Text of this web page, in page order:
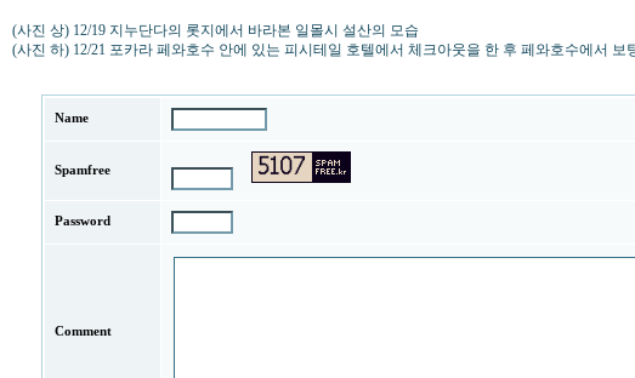
(사진 상) 12/19 지누단다의 롯지에서 바라본 일몰시 설산의 모습
(사진 하) 12/21 포카라 페와호수 안에 있는 피시테일 호텔에서 체크아웃을 한 후 페와호수에서 보
Name
Spamfree
Password
Comment